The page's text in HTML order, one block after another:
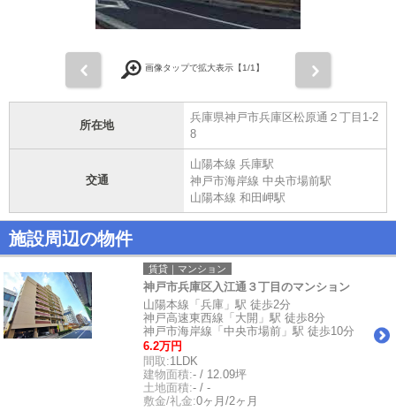
画像タップで拡大表示【1/1】
所在地
兵庫県神戸市兵庫区松原通２丁目1-2
8
交通
山陽本線 兵庫駅
神戸市海岸線 中央市場前駅
山陽本線 和田岬駅
施設周辺の物件
賃貸｜マンション
神戸市兵庫区入江通３丁目のマンション
山陽本線「兵庫」駅 徒歩2分
神戸高速東西線「大開」駅 徒歩8分
神戸市海岸線「中央市場前」駅 徒歩10分
6.2万円
間取:1LDK
建物面積:- / 12.09坪
土地面積:- / -
敷金/礼金:0ヶ月/2ヶ月